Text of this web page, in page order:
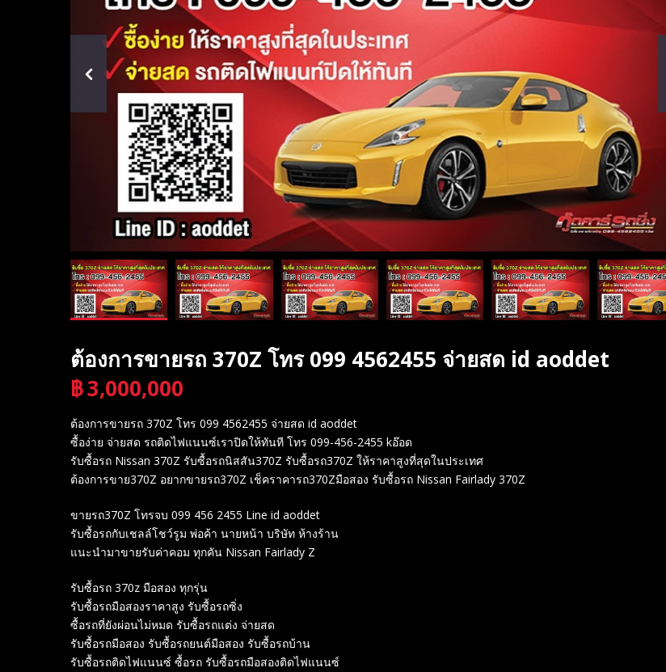
ต้องการขายรถ 370Z โทร 099 4562455 จ่ายสด id aoddet
฿3,000,000
ต้องการขายรถ 370Z โทร 099 4562455 จ่ายสด id aoddet
ซื้อง่าย จ่ายสด รถติดไฟแนนซ์เราปิดให้ทันที โทร 099-456-2455 kอ๊อด
รับซื้อรถ Nissan 370Z รับซื้อรถนิสสัน370Z รับซื้อรถ370Z ให้ราคาสูงที่สุดในประเทศ
ต้องการขาย370Z อยากขายรถ370Z เช็คราคารถ370Zมือสอง รับซื้อรถ Nissan Fairlady 370Z
ขายรถ370Z โทรจบ 099 456 2455 Line id aoddet
รับซื้อรถกับเชลล์โชว์รูม พ่อค้า นายหน้า บริษัท ห้างร้าน
แนะนำมาขายรับค่าคอม ทุกคัน Nissan Fairlady Z
รับซื้อรถ 370z มือสอง ทุกรุ่น
รับซื้อรถมือสองราคาสูง รับซื้อรถซิ่ง
ซื้อรถที่ยังผ่อนไม่หมด รับซื้อรถแต่ง จ่ายสด
รับซื้อรถมือสอง รับซื้อรถยนต์มือสอง รับซื้อรถบ้าน
รับซื้อรถติดไฟแนนซ์ ซื้อรถ รับซื้อรถมือสองติดไฟแนนซ์